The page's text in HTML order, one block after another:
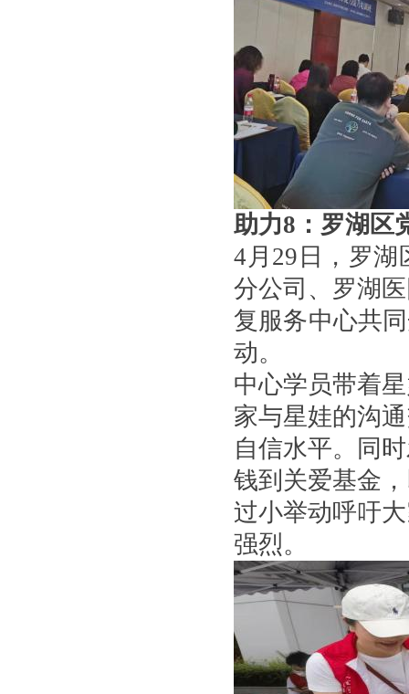
助力8 ： 罗湖区
4月29日，罗
分公司、罗湖
复服务中心共
动。
中心学员带着
家与星娃的沟
自信水平。同
钱到关爱基金
过小举动呼吁
强烈。